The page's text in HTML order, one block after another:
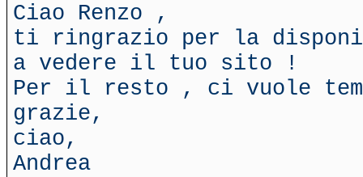
Ciao Renzo ,
ti ringrazio per la
a vedere il tuo sito !
Per il resto , ci vuole
grazie,
ciao,
Andrea